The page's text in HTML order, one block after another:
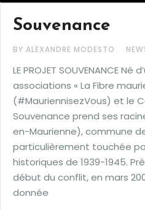
Souvenance
BY ALEXANDRE MODESTO
LE PROJET SOUVENANCE
associations « La Fibre
(#MauriennisezVous) et le
Souvenance prend ses
en-Maurienne), commune
particulièrement touchée
historiques de 1939-1945.
début du conflit, en mars
donnée